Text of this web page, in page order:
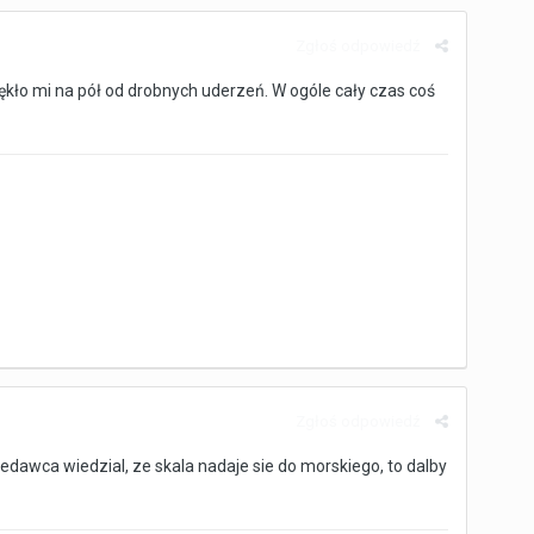
mi na pół od drobnych uderzeń. W ogóle cały czas coś
wiedzial, ze skala nadaje sie do morskiego, to dalby